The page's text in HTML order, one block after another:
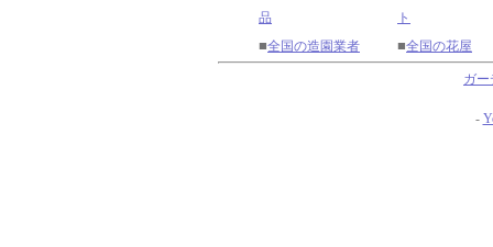
品
ト
■全国の造園業者 ■全国の花屋
ガ
-